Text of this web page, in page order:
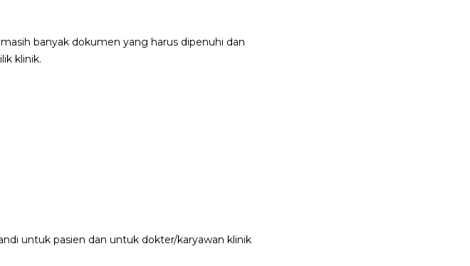
banyak dokumen yang harus dipenuhi dan
klinik.
untuk pasien dan untuk dokter/karyawan klinik